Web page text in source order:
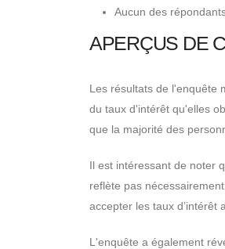
Aucun des
APERÇUS DE
Les résultats de l'enquête
du taux d'intérêt qu'elles
que la majorité des
Il est intéressant de noter
reflète pas
accepter les taux d’intérêt
L'enquête a également